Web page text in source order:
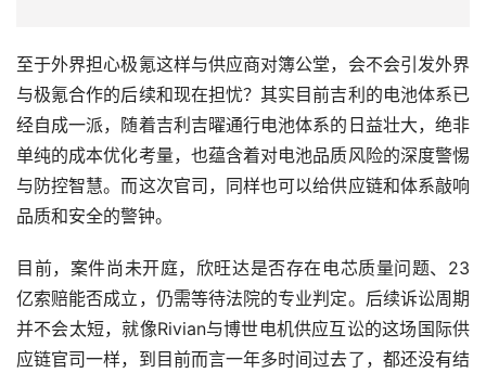
至于外界担心极氪这样与供应商对簿公堂，会不会引发外界
与极氪合作的后续和现在担忧？其实目前吉利的电池体系已
经自成一派，随着吉利吉曜通行电池体系的日益壮大，绝非
单纯的成本优化考量，也蕴含着对电池品质风险的深度警惕
与防控智慧。而这次官司，同样也可以给供应链和体系敲响
品质和安全的警钟。
目前，案件尚未开庭，欣旺达是否存在电芯质量问题、23
亿索赔能否成立，仍需等待法院的专业判定。后续诉讼周期
并不会太短，就像Rivian与博世电机供应互讼的这场国际供
应链官司一样，到目前而言一年多时间过去了，都还没有结